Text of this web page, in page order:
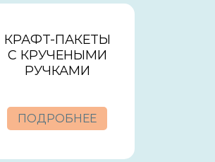
КРАФТ-ПАКЕТЫ
С КРУЧЕНЫМИ
РУЧКАМИ
ПОДРОБНЕЕ